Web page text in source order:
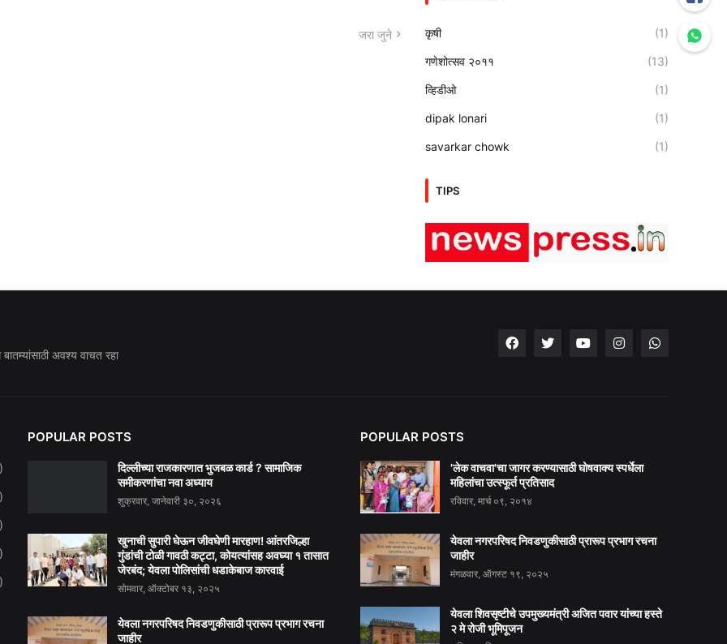
जरा जुने कृषी (1)
गणेशोत्सव २०११ (13)
व्हिडीओ (1)
dipak lonari (1)
savarkar chowk (1)
TIPS
बातम्यांसाठी अवश्य वाचत रहा
POPULAR POSTS
दिल्लीच्या राजकारणात भुजबळ कार्ड ? सामाजिक
समीकरणांचा नवा अध्याय
शुक्रवार, जानेवारी ३०, २०२६
खुनाची सुपारी घेऊन जीवघेणी मारहाण! आंतरजिल्हा
गुंडांची टोळी गावठी कट्टा, कोयत्यांसह अवघ्या १ तासात
जेरबंद; येवला पोलिसांची धडाकेबाज कारवाई
सोमवार, ऑक्टोबर १३, २०२५
येवला नगरपरिषद निवडणुकीसाठी प्रारूप प्रभाग रचना
जाहीर
POPULAR POSTS
'लेक वाचवा'चा जागर करण्यासाठी घोषवाक्य स्पर्धेला
महिलांचा उत्स्फूर्त प्रतिसाद
रविवार, मार्च ०९, २०१४
येवला नगरपरिषद निवडणुकीसाठी प्रारूप प्रभाग रचना
जाहीर
मंगळवार, ऑगस्ट १९, २०२५
येवला शिवसृष्टीचे उपमुख्यमंत्री अजित पवार यांच्या हस्ते
२ मे रोजी भूमिपूजन